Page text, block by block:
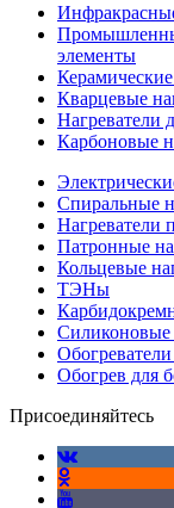
элементы
Кварцевые
Нагреватели
Карбоновые
Спиральные
Нагреватели
Патронные
Кольцевые
ТЭНы
Силиконовые
Обогрев для
Присоединяйтесь